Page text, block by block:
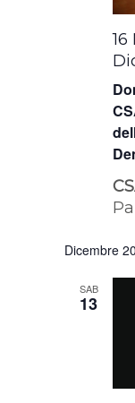
Dicembre
SAB
13